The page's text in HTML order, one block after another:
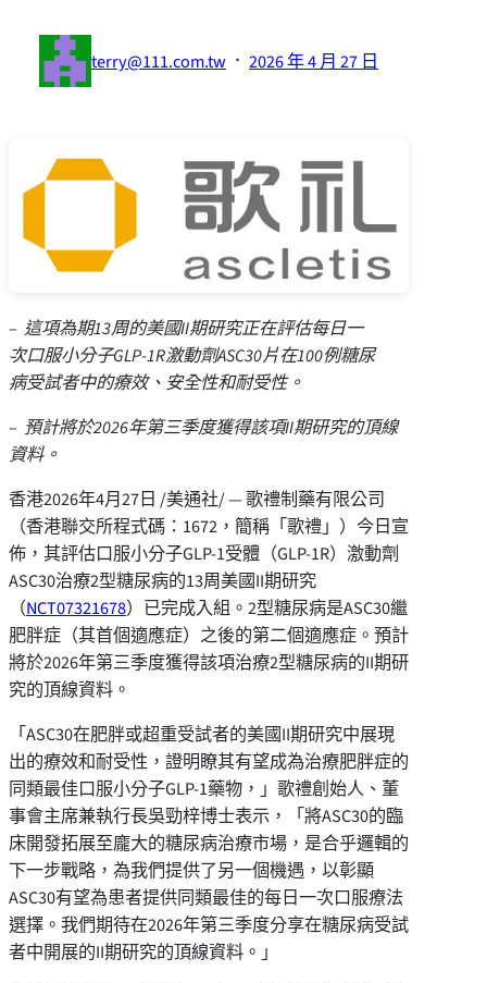
terry@111.com.tw · 2026 年 4 月 27 日
– 這項為期13周的美國II期研究正在評估每日一
次口服小分子GLP-1R激動劑ASC30片在100例糖尿
病受試者中的療效、安全性和耐受性。
– 預計將於2026年第三季度獲得該項II期研究的頂線
資料。
香港2026年4月27日 /美通社/ — 歌禮制藥有限公司
（香港聯交所程式碼：1672，簡稱「歌禮」）今日宣
佈，其評估口服小分子GLP-1受體（GLP-1R）激動劑
ASC30治療2型糖尿病的13周美國II期研究
（NCT07321678）已完成入組。2型糖尿病是ASC30繼
肥胖症（其首個適應症）之後的第二個適應症。預計
將於2026年第三季度獲得該項治療2型糖尿病的II期研
究的頂線資料。
「ASC30在肥胖或超重受試者的美國II期研究中展現
出的療效和耐受性，證明瞭其有望成為治療肥胖症的
同類最佳口服小分子GLP-1藥物，」歌禮創始人、董
事會主席兼執行長吳勁梓博士表示，「將ASC30的臨
床開發拓展至龐大的糖尿病治療市場，是合乎邏輯的
下一步戰略，為我們提供了另一個機遇，以彰顯
ASC30有望為患者提供同類最佳的每日一次口服療法
選擇。我們期待在2026年第三季度分享在糖尿病受試
者中開展的II期研究的頂線資料。」